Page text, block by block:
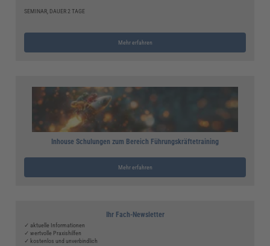
SEMINAR, DAUER 2 TAGE
Mehr erfahren
Inhouse Schulungen zum Bereich Führungskräftetraining
Mehr erfahren
Ihr Fach-Newsletter
✓ aktuelle Informationen
✓ wertvolle Praxishilfen
✓ kostenlos und unverbindlich